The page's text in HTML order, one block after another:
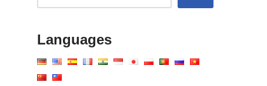
Languages